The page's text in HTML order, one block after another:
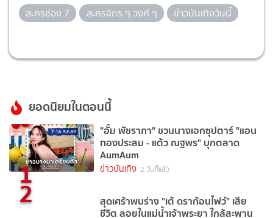
ละครช่อง 7
ละครจักร ๆ วงศ์ ๆ ข่าวบันเทิงวันนี้
ยอดนิยมในตอนนี้
1
"อั้ม พัชราภา" ชวนนางเอกซุปตาร์ "แอน
ทองประสม - แต้ว ณฐพร" บุกตลาด
AumAum
ข่าวบันเทิง 2 วันที่แล้ว
2 สุดเศร้าพบร่าง "เต้ ดราก้อนไฟว์" เสีย
ชีวิต ลอยในแม่น้ำเจ้าพระยา ใกล้สะพาน